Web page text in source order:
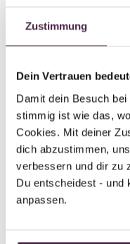
Zustimmung
Dein Vertrauen
Damit dein Besuch
stimmig ist wie das,
Cookies. Mit deiner
dich abzustimmen,
verbessern und dir zu
Du entscheidest - und
anpassen.
Human burial
Göpper +
Burghaldenstr. 52
Germany